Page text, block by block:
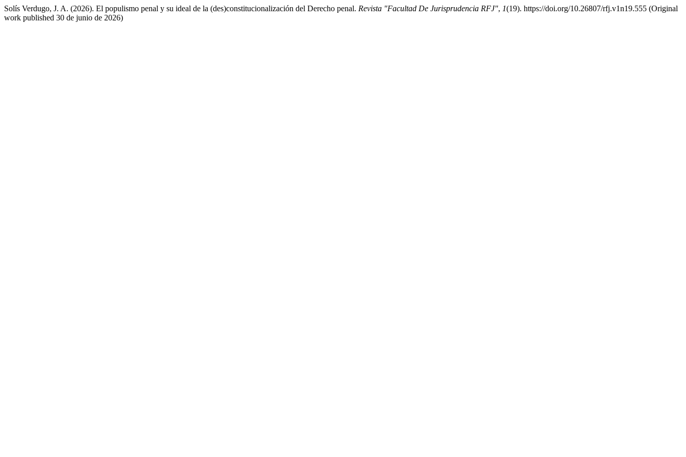
Solís Verdugo, J. A. (2026). El populismo penal y su ideal de la (des)constitucionalización del Derecho penal. Revista "Facultad De Jurisprudencia RFJ", 1(19). https://doi.org/10.26807/rfj.v1n19.555 (Original
work published 30 de junio de 2026)